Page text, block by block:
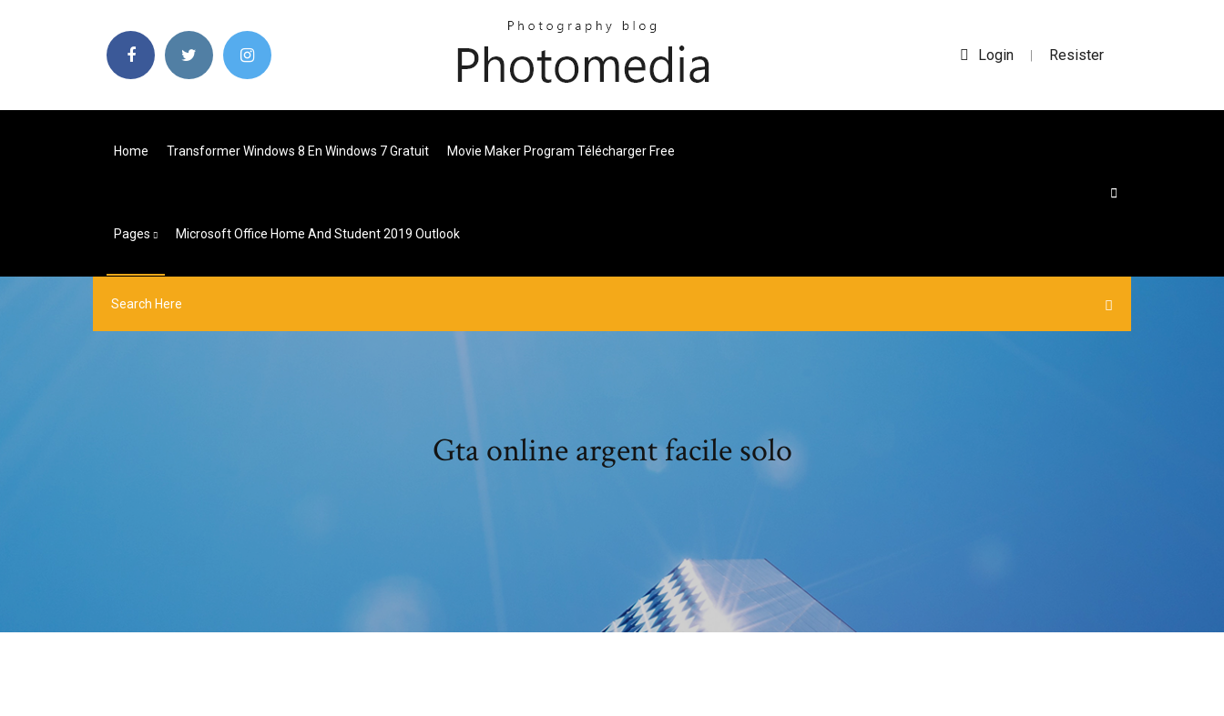
Login | Resister
Home Transformer Windows 8 En Windows 7 Gratuit Movie Maker Program Télécharger Free
Pages Microsoft Office Home And Student 2019 Outlook
Gta online argent facile solo